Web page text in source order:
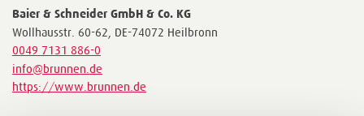
Baier & Schneider GmbH & Co. KG
Wollhausstr. 60-62, DE-74072 Heilbronn
0049 7131 886-0
info@brunnen.de
https://www.brunnen.de